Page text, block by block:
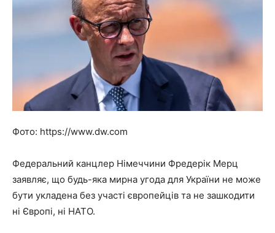
Фото: https://www.dw.com
Федеральний канцлер Німеччини Фредерік Мерц
заявляє, що будь-яка мирна угода для України не може
бути укладена без участі європейців та не зашкодити
ні Європі, ні НАТО.